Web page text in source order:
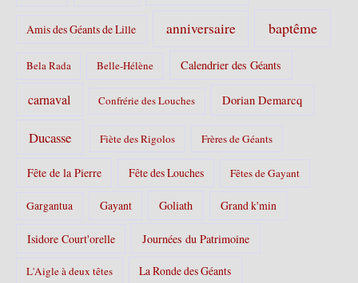
Amis des Géants de Lille anniversaire baptême
Bela Rada Belle-Hélène Calendrier des Géants
carnaval Confrérie des Louches Dorian Demarcq
Ducasse Fiète des Rigolos Frères de Géants
Fête de la Pierre Fête des Louches Fêtes de Gayant
Gargantua Gayant Goliath Grand k'min
Isidore Court'orelle Journées du Patrimoine
L'Aigle à deux têtes La Ronde des Géants